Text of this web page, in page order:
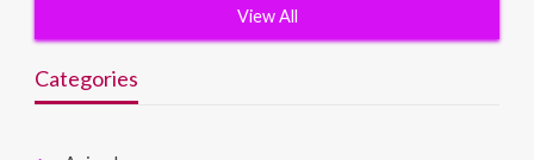
View All
Categories